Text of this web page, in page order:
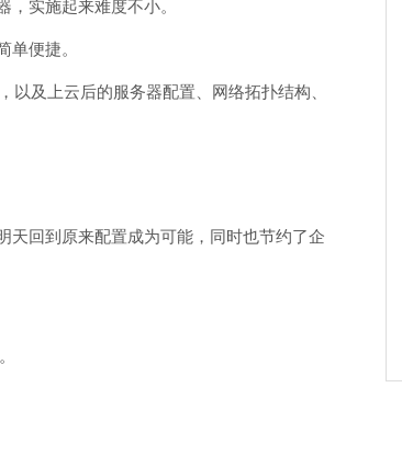
实施起来难度不小。
便捷。
及上云后的服务器配置、网络拓扑结构、
回到原来配置成为可能，同时也节约了企